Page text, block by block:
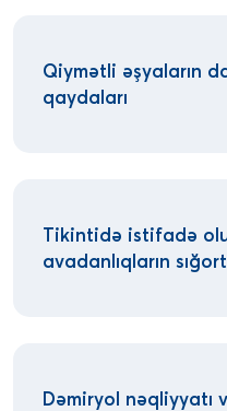
Qiymətli əşyaların
qaydaları
Tikintidə istifadə
avadanlıqların
Dəmiryol nəqliyyatı